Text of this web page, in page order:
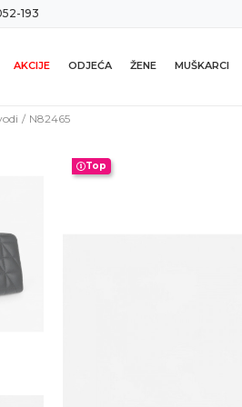
193
NOVU Metro mobilnu aplikaciju!
AKCIJE ODJEĆA ŽENE MUŠKARCI
N82465
Top